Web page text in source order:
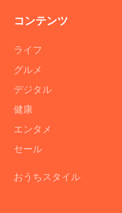
コンテンツ
ライフ
グルメ
デジタル
健康
エンタメ
セール
おうちスタイル